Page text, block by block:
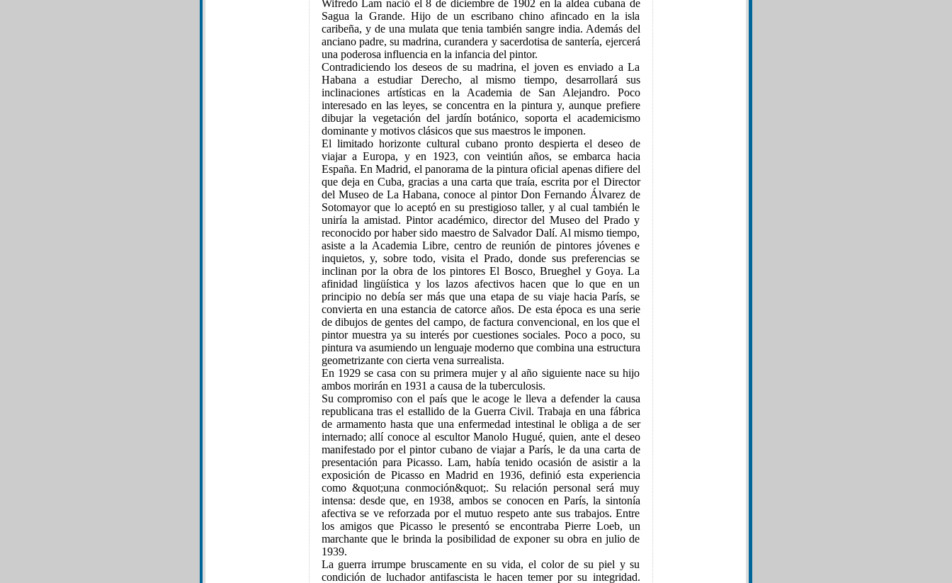
Wifredo Lam nació el 8 de diciembre de 1902 en la aldea cubana de
Sagua la Grande. Hijo de un escribano chino afincado en la isla
caribeña, y de una mulata que tenia también sangre india. Además del
anciano padre, su madrina, curandera y sacerdotisa de santería, ejercerá
una poderosa influencia en la infancia del pintor.
Contradiciendo los deseos de su madrina, el joven es enviado a La
Habana a estudiar Derecho, al mismo tiempo, desarrollará sus
inclinaciones artísticas en la Academia de San Alejandro. Poco
interesado en las leyes, se concentra en la pintura y, aunque prefiere
dibujar la vegetación del jardín botánico, soporta el academicismo
dominante y motivos clásicos que sus maestros le imponen.
El limitado horizonte cultural cubano pronto despierta el deseo de
viajar a Europa, y en 1923, con veintiún años, se embarca hacia
España. En Madrid, el panorama de la pintura oficial apenas difiere del
que deja en Cuba, gracias a una carta que traía, escrita por el Director
del Museo de La Habana, conoce al pintor Don Fernando Álvarez de
Sotomayor que lo aceptó en su prestigioso taller, y al cual también le
uniría la amistad. Pintor académico, director del Museo del Prado y
reconocido por haber sido maestro de Salvador Dalí. Al mismo tiempo,
asiste a la Academia Libre, centro de reunión de pintores jóvenes e
inquietos, y, sobre todo, visita el Prado, donde sus preferencias se
inclinan por la obra de los pintores El Bosco, Brueghel y Goya. La
afinidad lingüística y los lazos afectivos hacen que lo que en un
principio no debía ser más que una etapa de su viaje hacia París, se
convierta en una estancia de catorce años. De esta época es una serie
de dibujos de gentes del campo, de factura convencional, en los que el
pintor muestra ya su interés por cuestiones sociales. Poco a poco, su
pintura va asumiendo un lenguaje moderno que combina una estructura
geometrizante con cierta vena surrealista.
En 1929 se casa con su primera mujer y al año siguiente nace su hijo
ambos morirán en 1931 a causa de la tuberculosis.
Su compromiso con el país que le acoge le lleva a defender la causa
republicana tras el estallido de la Guerra Civil. Trabaja en una fábrica
de armamento hasta que una enfermedad intestinal le obliga a de ser
internado; allí conoce al escultor Manolo Hugué, quien, ante el deseo
manifestado por el pintor cubano de viajar a París, le da una carta de
presentación para Picasso. Lam, había tenido ocasión de asistir a la
exposición de Picasso en Madrid en 1936, definió esta experiencia
como &quot;una conmoción&quot;. Su relación personal será muy
intensa: desde que, en 1938, ambos se conocen en París, la sintonía
afectiva se ve reforzada por el mutuo respeto ante sus trabajos. Entre
los amigos que Picasso le presentó se encontraba Pierre Loeb, un
marchante que le brinda la posibilidad de exponer su obra en julio de
1939.
La guerra irrumpe bruscamente en su vida, el color de su piel y su
condición de luchador antifascista le hacen temer por su integridad.